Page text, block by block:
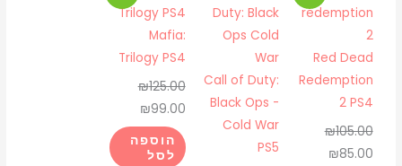
Red Dead
Redemption
2 PS4
₪105.00
המקורי
היה:
₪105.00.
₪85.00
הנוכחי
₪85.00.
Call of Duty:
Black Ops -
Cold War
PS5
Mafia:
Trilogy PS4
₪125.00
המקורי
היה:
₪125.00.
₪99.00
הנוכחי
₪99.00.
הוספה
לסל